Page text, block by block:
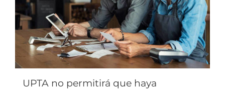
UPTA no permitirá que haya